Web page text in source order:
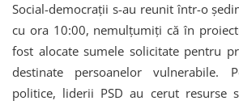
Social-democrații s-au reunit într-o
cu ora 10:00, nemulțumiți că în
fost alocate sumele solicitate pentru
destinate persoanelor vulnerabile.
politice, liderii PSD au cerut resurse